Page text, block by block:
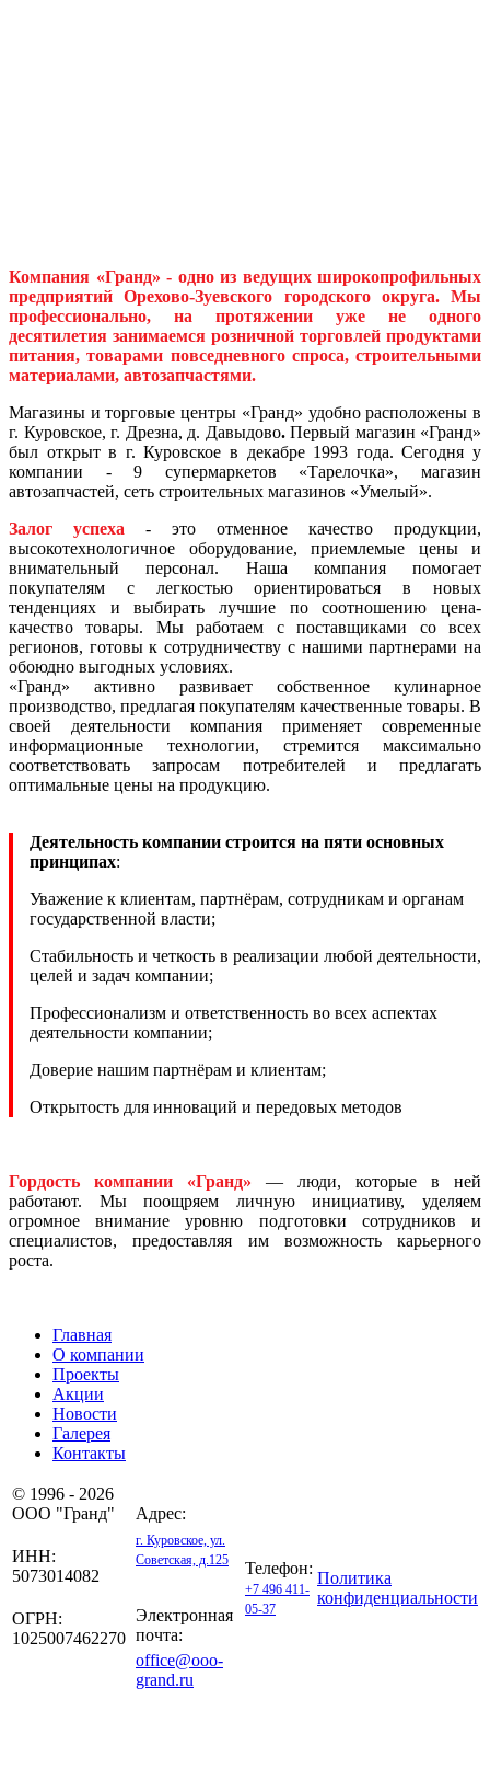
Компания «Гранд» - одно из ведущих широкопрофильных
предприятий Орехово-Зуевского городского округа. Мы
профессионально, на протяжении уже не одного
десятилетия занимаемся розничной торговлей продуктами
питания, товарами повседневного спроса, строительными
материалами, автозапчастями.
Магазины и торговые центры «Гранд» удобно расположены в
г. Куровское, г. Дрезна, д. Давыдово. Первый магазин «Гранд»
был открыт в г. Куровское в декабре 1993 года. Сегодня у
компании - 9 супермаркетов «Тарелочка», магазин
автозапчастей, сеть строительных магазинов «Умелый».
Залог успеха - это отменное качество продукции,
высокотехнологичное оборудование, приемлемые цены и
внимательный персонал. Наша компания помогает
покупателям с легкостью ориентироваться в новых
тенденциях и выбирать лучшие по соотношению цена-
качество товары. Мы работаем с поставщиками со всех
регионов, готовы к сотрудничеству с нашими партнерами на
обоюдно выгодных условиях.
«Гранд» активно развивает собственное кулинарное
производство, предлагая покупателям качественные товары. В
своей деятельности компания применяет современные
информационные технологии, стремится максимально
соответствовать запросам потребителей и предлагать
оптимальные цены на продукцию.
Деятельность компании строится на пяти основных
принципах:
Уважение к клиентам, партнёрам, сотрудникам и органам
государственной власти;
Стабильность и четкость в реализации любой деятельности,
целей и задач компании;
Профессионализм и ответственность во всех аспектах
деятельности компании;
Доверие нашим партнёрам и клиентам;
Открытость для инноваций и передовых методов
Гордость компании «Гранд» — люди, которые в ней
работают. Мы поощряем личную инициативу, уделяем
огромное внимание уровню подготовки сотрудников и
специалистов, предоставляя им возможность карьерного
роста.
Главная
О компании
Проекты
Акции
Новости
Галерея
Контакты
© 1996 - 2026
ООО "Гранд"
ИНН:
5073014082
ОГРН:
1025007462270
Адрес:
г. Куровское, ул.
Советская, д.125
Электронная
почта:
office@ooo-
grand.ru
Телефон:
+7 496 411-
05-37
Политика
конфиденциальности